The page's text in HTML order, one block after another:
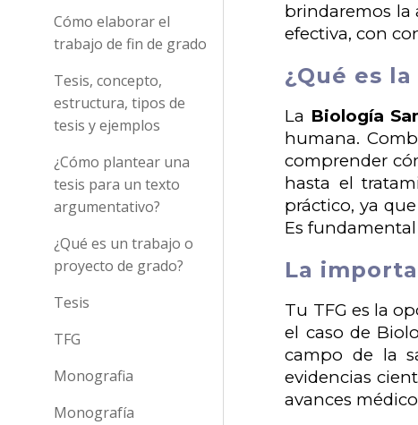
Cómo elaborar el
trabajo de fin de grado
Tesis, concepto,
estructura, tipos de
tesis y ejemplos
¿Cómo plantear una
tesis para un texto
argumentativo?
¿Qué es un trabajo o
proyecto de grado?
Tesis
TFG
Monografia
Monografía
brindaremos la
efectiva, con
¿Qué es
La Biología
humana.
comprender
hasta el
práctico, ya
Es
La
Tu TFG es la
el caso de
campo de la
evidencias
avances